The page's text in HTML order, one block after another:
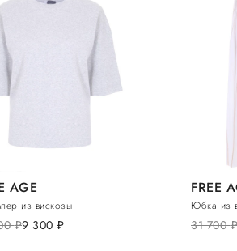
AGE
из вискозы
руб.9 300 руб.
FREE
Юбка из
31 700руб.